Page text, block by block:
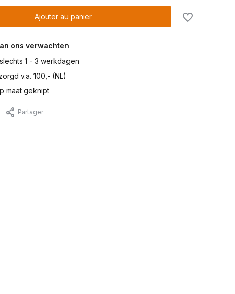
Ajouter au panier
ons verwachten
1 - 3 werkdagen
v.a. 100,- (NL)
maat geknipt
Partager